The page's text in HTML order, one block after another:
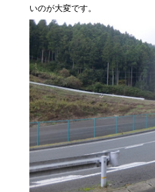
いのが大変です。